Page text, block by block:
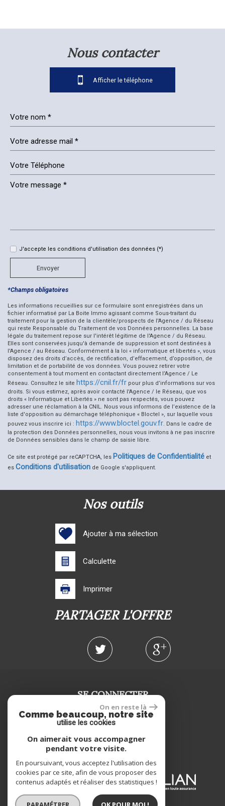
Leaflet|©JawgMaps|© OpenStreetMap
Cinéma
École primaire
Bibliothèque
Mairie
Statistiques
Nombre d'habitants
1 856
Propriétaires (vs. locataires)
48,26 %
Taxe habitation
15,15 %
Taxe foncière
11,92 %
Habitants de moins de 25 ans
25,86 %
Habitants de 25 à 55 ans
29,31 %
Habitants de plus de 55 ans
44,83 %
Nombre d'enfants par famille
0,69
Familles sans enfant
65,69 %
Maisons
nous contacter
Afficher le téléphone
05 59 65 62 36
J'accepte les conditions d'utilisation des données (*)
Envoyer
*Champs obligatoires
Les informations recueillies sur ce formulaire sont enregistrées dans un
fichier informatisé par La Boite Immo agissant comme Sous-traitant du
traitement pour la gestion de la clientèle/prospects de l'Agence / du Réseau
qui reste Responsable du Traitement de vos Données personnelles. La base
légale du traitement repose sur l'intérêt légitime de l'Agence / du Réseau.
Elles sont conservées jusqu'à demande de suppression et sont destinées à
l'Agence / au Réseau. Conformément à la loi « informatique et libertés », vous
disposez des droits d’accès, de rectification, d’effacement, d’opposition, de
limitation et de portabilité de vos données. Vous pouvez retirer votre
consentement à tout moment en contactant directement l’Agence / Le
Réseau. Consultez le site https://cnil.fr/fr pour plus d’informations sur vos
droits. Si vous estimez, après avoir contacté l'Agence / le Réseau, que vos
droits « Informatique et Libertés » ne sont pas respectés, vous pouvez
adresser une réclamation à la CNIL. Nous vous informons de l’existence de la
liste d'opposition au démarchage téléphonique « Bloctel », sur laquelle vous
pouvez vous inscrire ici : https://www.bloctel.gouv.fr. Dans le cadre de
la protection des Données personnelles, nous vous invitons à ne pas inscrire
de Données sensibles dans le champ de saisie libre.
Ce site est protégé par reCAPTCHA, les Politiques de Confidentialité et
es Conditions d'utilisation de Google s'appliquent.
nos outils
Ajouter à ma sélection
Calculette
Imprimer
PARTAGER L'OFFRE
SE CONNECTER
Espace propriétaire
NOS ADHÉRENTS
On en reste là
Comme beaucoup, notre site
utilise les cookies
On aimerait vous accompagner
pendant votre visite.
En poursuivant, vous acceptez l'utilisation des
cookies par ce site, afin de vous proposer des
contenus adaptés et réaliser des statistiques !